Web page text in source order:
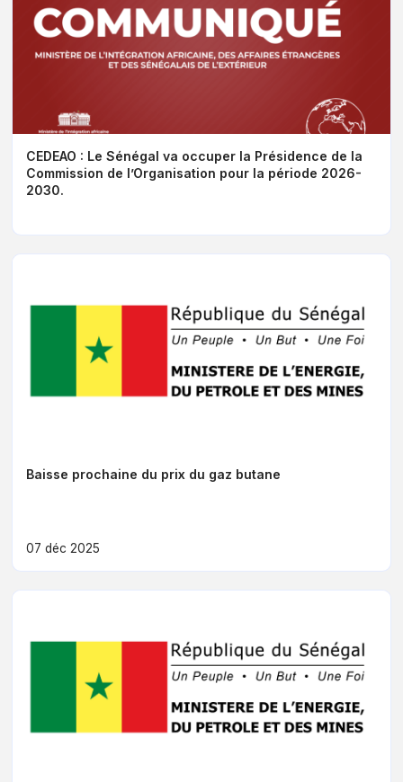
CEDEAO : Le Sénégal va occuper la Présidence de la
Commission de l’Organisation pour la période 2026-
2030.
Baisse prochaine du prix du gaz butane
07 déc 2025